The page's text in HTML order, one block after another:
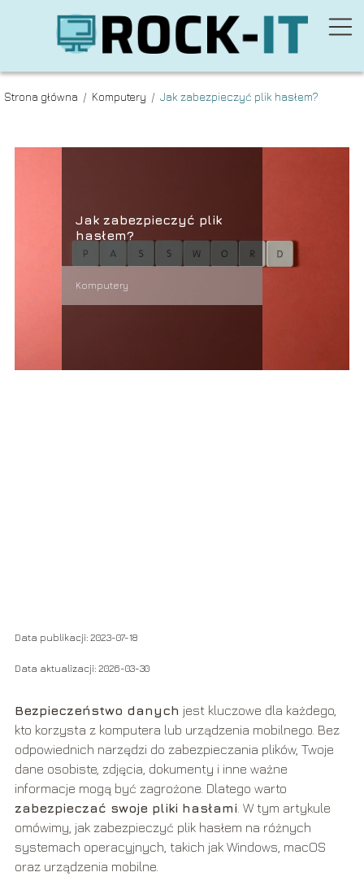
Strona główna / Komputery / Jak zabezpieczyć plik hasłem?
Jak zabezpieczyć plik
hasłem?
Komputery
Data publikacji: 2023-07-18
Data aktualizacji: 2026-03-30
Bezpieczeństwo danych jest kluczowe dla każdego,
kto korzysta z komputera lub urządzenia mobilnego. Bez
odpowiednich narzędzi do zabezpieczania plików, Twoje
dane osobiste, zdjęcia, dokumenty i inne ważne
informacje mogą być zagrożone. Dlatego warto
zabezpieczać swoje pliki hasłami . W tym artykule
omówimy, jak zabezpieczyć plik hasłem na różnych
systemach operacyjnych, takich jak Windows, macOS
oraz urządzenia mobilne.